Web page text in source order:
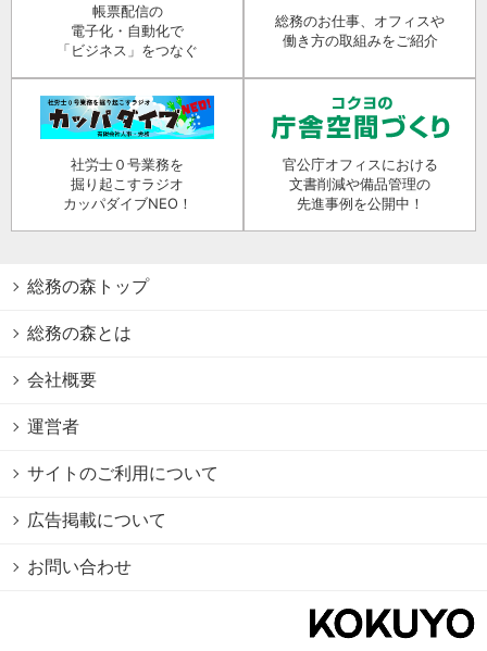
帳票配信の
電子化・自動化で
「ビジネス」をつなぐ
総務のお仕事、オフィスや
働き方の取組みをご紹介
社労士０号業務を
掘り起こすラジオ
カッパダイブNEO！
官公庁オフィスにおける
文書削減や備品管理の
先進事例を公開中！
総務の森トップ
総務の森とは
会社概要
運営者
サイトのご利用について
広告掲載について
お問い合わせ